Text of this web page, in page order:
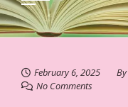
February 6, 2025 By
No Comments